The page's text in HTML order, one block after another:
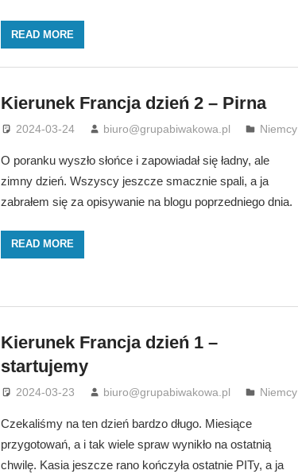
READ MORE
Kierunek Francja dzień 2 – Pirna
2024-03-24 biuro@grupabiwakowa.pl Niemcy
O poranku wyszło słońce i zapowiadał się ładny, ale
zimny dzień. Wszyscy jeszcze smacznie spali, a ja
zabrałem się za opisywanie na blogu poprzedniego dnia.
READ MORE
Kierunek Francja dzień 1 –
startujemy
2024-03-23 biuro@grupabiwakowa.pl Niemcy
Czekaliśmy na ten dzień bardzo długo. Miesiące
przygotowań, a i tak wiele spraw wynikło na ostatnią
chwilę. Kasia jeszcze rano kończyła ostatnie PITy, a ja